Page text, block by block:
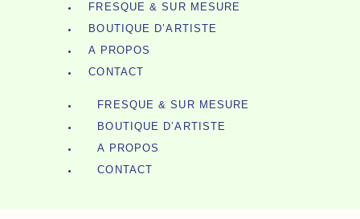
FRESQUE & SUR MESURE
BOUTIQUE D’ARTISTE
A PROPOS
CONTACT
FRESQUE & SUR MESURE
BOUTIQUE D’ARTISTE
A PROPOS
CONTACT